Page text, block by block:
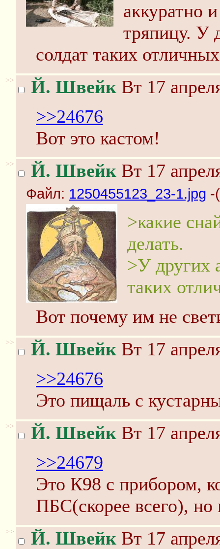
аккуратно
тряпицу. У
солдат таких
>> Й. Швейк Вт 17
>>24676
Вот это кастом!
>> Й. Швейк Вт 17
Файл: 1250455123_23-1.jpg -(
>какие
делать.
>У других
таких
Вот почему им не
>> Й. Швейк Вт 17
>>24676
Это пищаль с
>> Й. Швейк Вт 17
>>24679
Это К98 с прибором,
ПБС(скорее всего),
>> Й. Швейк Вт 17